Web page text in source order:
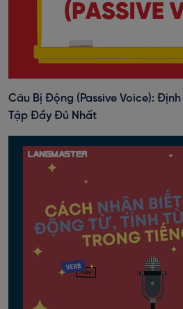
Câu Bị Động (Passive Voice):
Tập Đầy Đủ Nhất